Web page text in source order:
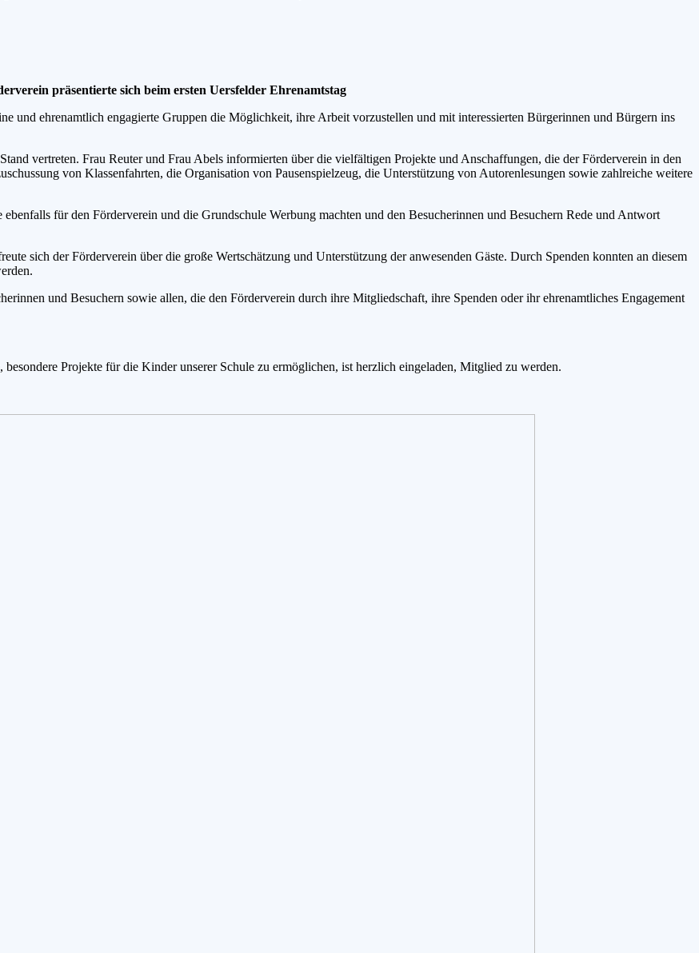
präsentierte sich beim ersten Uersfelder Ehrenamtstag
und ehrenamtlich engagierte Gruppen die Möglichkeit, ihre Arbeit vorzustellen und mit interessierten Bürgerinnen und Bürgern ins
vertreten. Frau Reuter und Frau Abels informierten über die vielfältigen Projekte und Anschaffungen, die der Förderverein in den
von Klassenfahrten, die Organisation von Pausenspielzeug, die Unterstützung von Autorenlesungen sowie zahlreiche weitere
für den Förderverein und die Grundschule Werbung machten und den Besucherinnen und Besuchern Rede und Antwort
sich der Förderverein über die große Wertschätzung und Unterstützung der anwesenden Gäste. Durch Spenden konnten an diesem
und Besuchern sowie allen, die den Förderverein durch ihre Mitgliedschaft, ihre Spenden oder ihr ehrenamtliches Engagement
Projekte für die Kinder unserer Schule zu ermöglichen, ist herzlich eingeladen, Mitglied zu werden.